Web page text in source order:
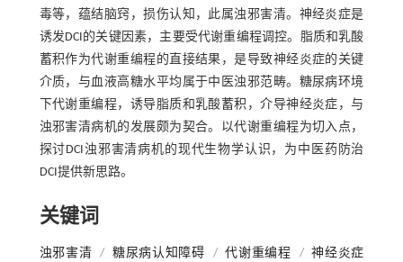
毒等，蕴结脑窍，损伤认知，此属浊邪害清。神经炎症是
诱发DCI的关键因素，主要受代谢重编程调控。脂质和乳酸
蓄积作为代谢重编程的直接结果，是导致神经炎症的关键
介质，与血液高糖水平均属于中医浊邪范畴。糖尿病环境
下代谢重编程，诱导脂质和乳酸蓄积，介导神经炎症，与
浊邪害清病机的发展颇为契合。以代谢重编程为切入点，
探讨DCI浊邪害清病机的现代生物学认识，为中医药防治
DCI提供新思路。
关键词
浊邪害清 / 糖尿病认知障碍 / 代谢重编程 / 神经炎症